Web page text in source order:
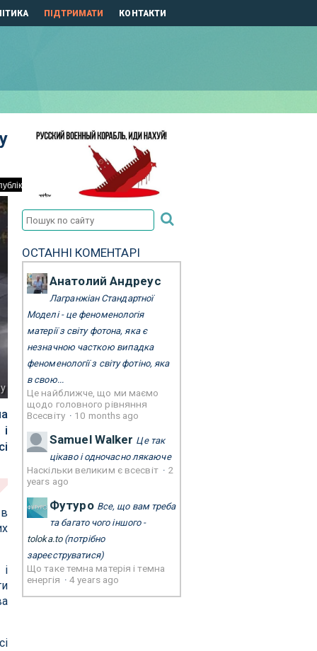
ПІДТРИМАТИ КОНТАКТИ
ОСТАННІ КОМЕНТАРІ
Анатолий Андреус
Лагранжіан Стандартної
Моделі - це феноменологія
матерії з світу фотона, яка є
незначною часткою випадка
феноменології з світу фотіно, яка
в свою...
Це найближче, що ми маємо
щодо головного рівняння
Всесвіту · 10 months ago
Samuel Walker Це так
цікаво і одночасно лякаюче
Наскільки великим є всесвіт · 2
years ago
Футуро Все, що вам треба
та багато чого іншого -
toloka.to(потрібно
зареєструватися)
Що таке темна матерія і темна
енергія ·4 years ago